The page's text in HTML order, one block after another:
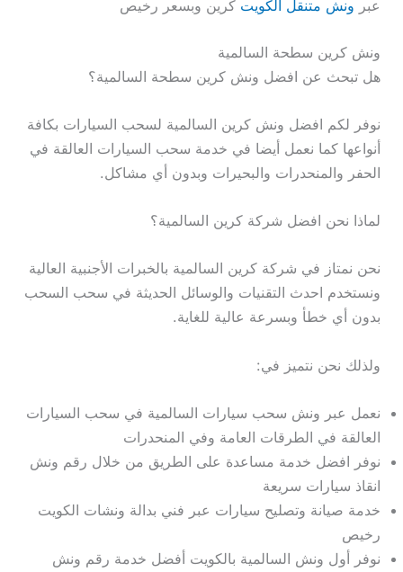
عبر ونش متنقل الكويت كرين وبسعر رخيص
ونش كرين سطحة السالمية
هل تبحث عن افضل ونش كرين سطحة السالمية؟
نوفر لكم افضل ونش كرين السالمية لسحب السيارات بكافة
أنواعها كما نعمل أيضا في خدمة سحب السيارات العالقة في
الحفر والمنحدرات والبحيرات وبدون أي مشاكل.
لماذا نحن افضل شركة كرين السالمية؟
نحن نمتاز في شركة كرين السالمية بالخبرات الأجنبية العالية
ونستخدم احدث التقنيات والوسائل الحديثة في سحب السحب
بدون أي خطأ وبسرعة عالية للغاية.
ولذلك نحن نتميز في:
نعمل عبر ونش سحب سيارات السالمية في سحب السيارات
العالقة في الطرقات العامة وفي المنحدرات
نوفر افضل خدمة مساعدة على الطريق من خلال رقم ونش
انقاذ سيارات سريعة
خدمة صيانة وتصليح سيارات عبر فني بدالة ونشات الكويت
رخيص
نوفر أول ونش السالمية بالكويت أفضل خدمة رقم ونش